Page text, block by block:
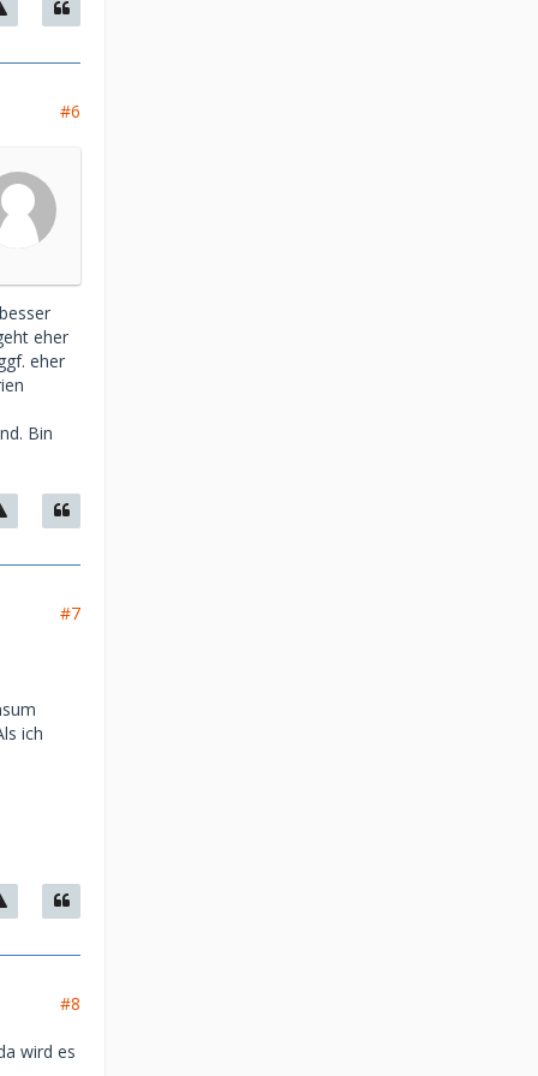
#6
eher
eher
Bin
#7
ich
#8
wird es